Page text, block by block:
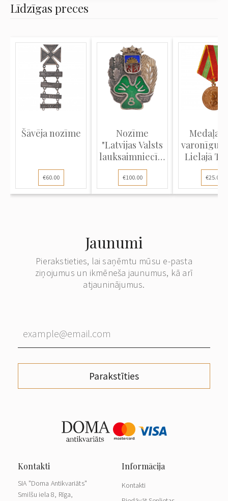
Līdzīgas preces
Šāvēja nozīme
€60.00
Nozīme
"Latvijas Valsts
lauksaimniecības
vidu...
€100.00
Medaļa
varonīgu
Lielajā
ka...
€25.00
Jaunumi
Pierakstieties, lai saņēmtu mūsu e-pasta
ziņojumus un ikmēneša jaunumus, kā arī
atjauninājumus.
Parakstīties
SIA "Doma Antikvariāts"
Smilšu iela 8, Rīga,
Kontakti